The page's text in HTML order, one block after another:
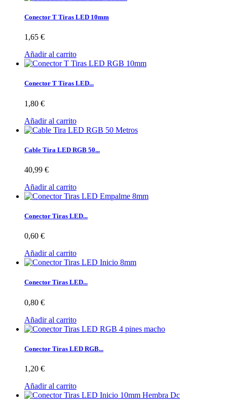
Conector T Tiras LED 10mm
1,65 €
Añadir al carrito
Conector T Tiras LED...
1,80 €
Añadir al carrito
Cable Tira LED RGB 50...
40,99 €
Añadir al carrito
Conector Tiras LED...
0,60 €
Añadir al carrito
Conector Tiras LED...
0,80 €
Añadir al carrito
Conector Tiras LED RGB...
1,20 €
Añadir al carrito